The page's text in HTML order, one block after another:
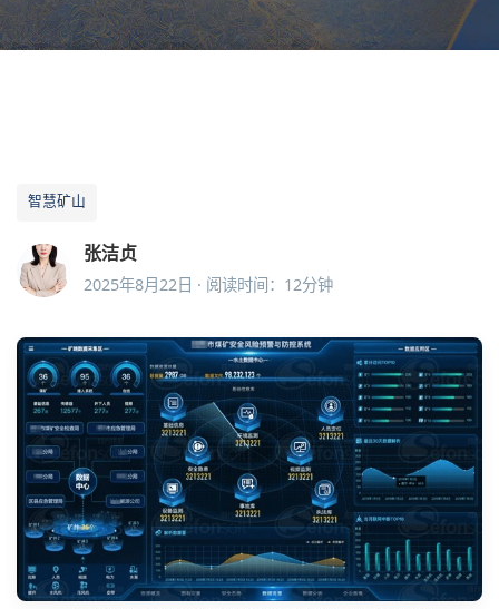
智慧矿山
张洁贞
2025年8月22日 · 阅读时间：12分钟